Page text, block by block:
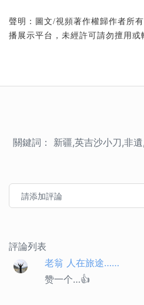
聲明：圖文/視頻著作權歸作者所
播展示平台，未經許可請勿擅用或
關鍵詞： 新疆,英吉沙小刀,非
評論列表
老翁 人在旅途……
赞一个…👍